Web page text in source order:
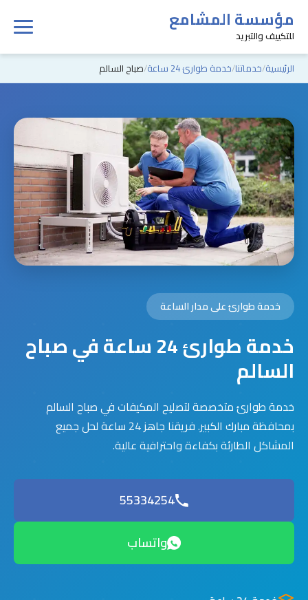
مؤسسة المشامع
للتكييف والتبريد
الرئيسية خدماتنا خدمة طوارئ 24 ساعة صباح السالم
خدمة طوارئ على مدار الساعة
خدمة طوارئ 24 ساعة في صباح
السالم
خدمة طوارئ متخصصة لتصليح المكيفات في صباح السالم
بمحافظة مبارك الكبير. فريقنا جاهز 24 ساعة لحل جميع
المشاكل الطارئة بكفاءة واحترافية عالية.
55334254
واتساب